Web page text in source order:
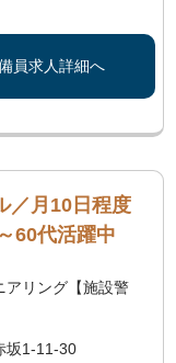
員求人詳細へ
／月10日程度
60代活躍中
アリング【施設警
坂1-11-30